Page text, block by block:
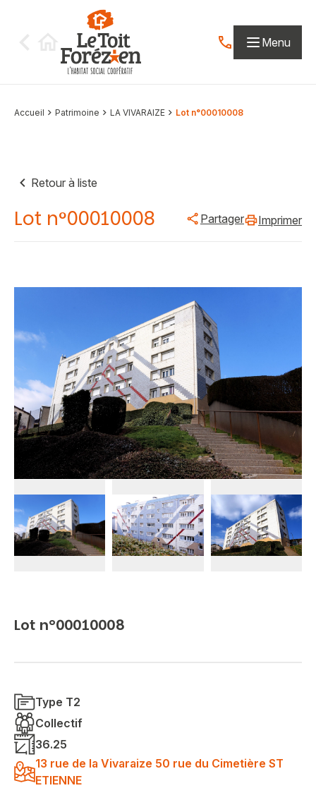
Contactez-nous
Menu
Accueil Patrimoine LA VIVARAIZE Lot n°00010008
Retour à liste
Lot n°00010008 Partager Imprimer
Lot n°00010008
Type T2
Collectif
36.25
13 rue de la Vivaraize 50 rue du Cimetière ST
ETIENNE